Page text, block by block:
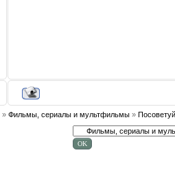
» Фильмы, сериалы и мультфильмы »